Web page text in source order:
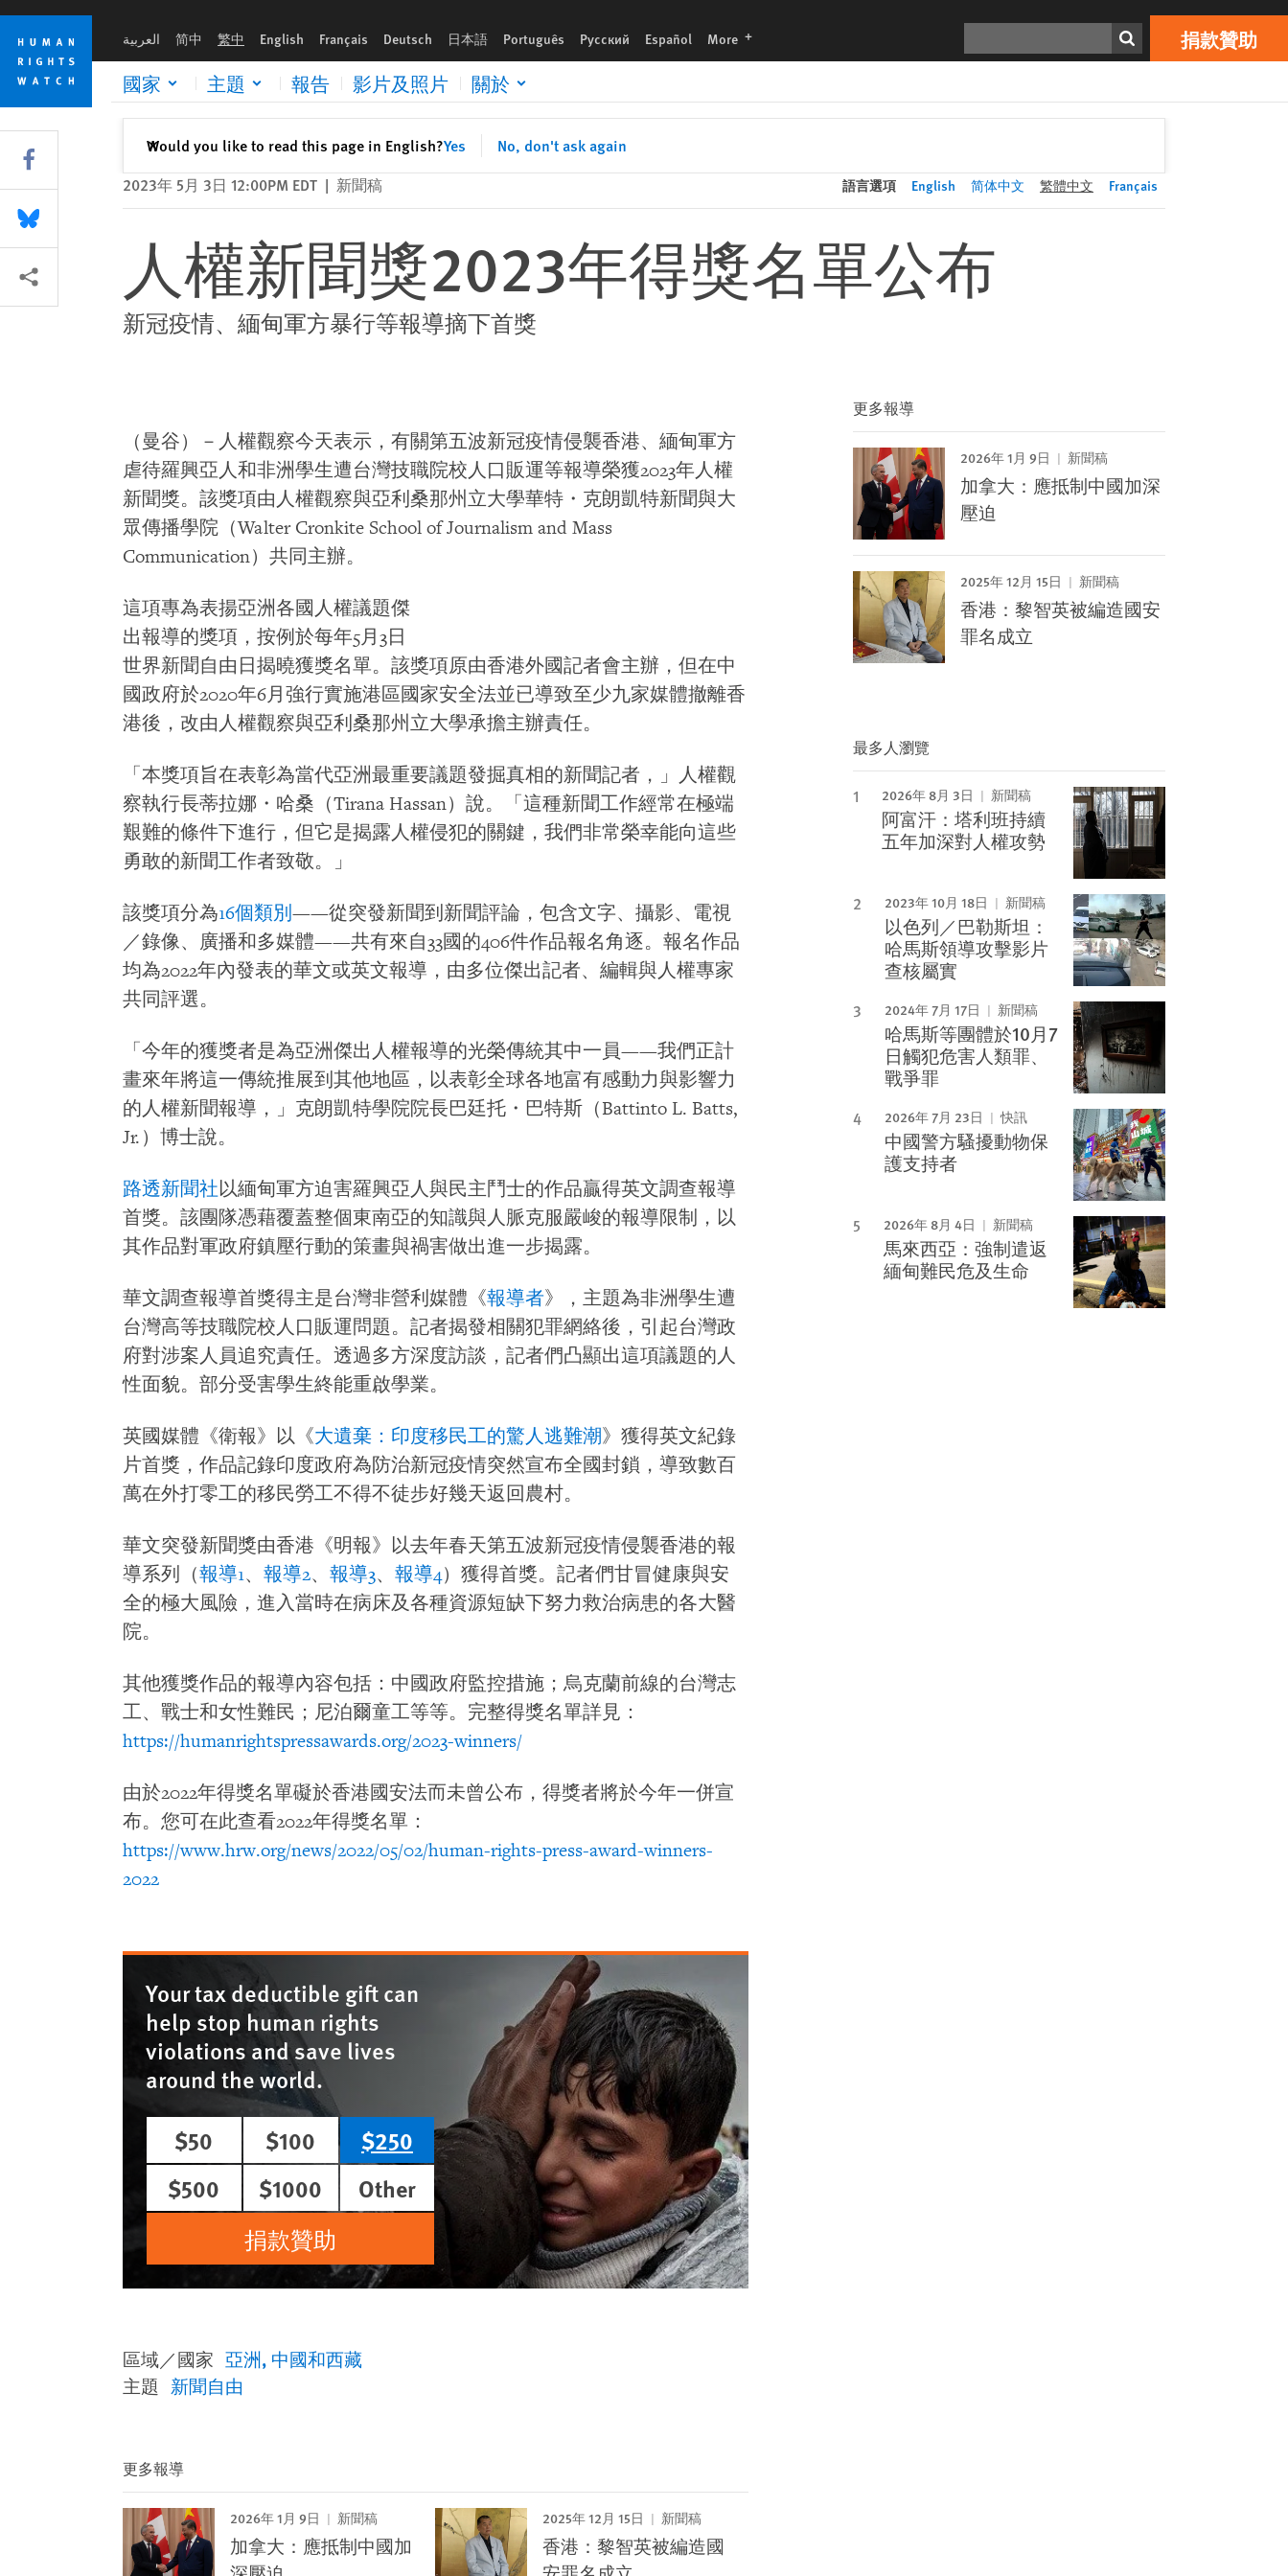
Skip
cookie
privacy
notice
Skip
main
content
العربية 简中 繁中 English Français Deutsch 日本語 Português Русский Español More languages 捐款贊助
國家 主題 報告 影片及照片 關於
Would you like to read this page in English?Yes No, don't ask again
✕關閉
Print 捐款贊助
2023年 5月 3日 12:00PM EDT | 新聞稿 語言選項 English 简体中文 繁體中文 Français
人權新聞獎2023年得獎名單公布
新冠疫情、緬甸軍方暴行等報導摘下首獎
（曼谷）－人權觀察今天表示，有關第五波新冠疫情侵襲香港、緬甸軍方
虐待羅興亞人和非洲學生遭台灣技職院校人口販運等報導榮獲2023年人權
新聞獎。該獎項由人權觀察與亞利桑那州立大學華特・克朗凱特新聞與大
眾傳播學院（Walter Cronkite School of Journalism and Mass
Communication）共同主辦。
這項專為表揚亞洲各國人權議題傑
出報導的獎項，按例於每年5月3日
世界新聞自由日揭曉獲獎名單。該獎項原由香港外國記者會主辦，但在中
國政府於2020年6月強行實施港區國家安全法並已導致至少九家媒體撤離香
港後，改由人權觀察與亞利桑那州立大學承擔主辦責任。
「本獎項旨在表彰為當代亞洲最重要議題發掘真相的新聞記者，」人權觀
察執行長蒂拉娜・哈桑（Tirana Hassan）說。「這種新聞工作經常在極端
艱難的條件下進行，但它是揭露人權侵犯的關鍵，我們非常榮幸能向這些
勇敢的新聞工作者致敬。」
該獎項分為16個類別 ——從突發新聞到新聞評論，包含文字、攝影、電視
／錄像、廣播和多媒體——共有來自33國的406件作品報名角逐。報名作品
均為2022年內發表的華文或英文報導，由多位傑出記者、編輯與人權專家
共同評選。
「今年的獲獎者是為亞洲傑出人權報導的光榮傳統其中一員——我們正計
畫來年將這一傳統推展到其他地區，以表彰全球各地富有感動力與影響力
的人權新聞報導，」克朗凱特學院院長巴廷托・巴特斯（Battinto L. Batts,
Jr.）博士說。
路透新聞社以緬甸軍方迫害羅興亞人與民主鬥士的作品贏得英文調查報導
首獎。該團隊憑藉覆蓋整個東南亞的知識與人脈克服嚴峻的報導限制，以
其作品對軍政府鎮壓行動的策畫與禍害做出進一步揭露。
華文調查報導首獎得主是台灣非營利媒體《報導者》，主題為非洲學生遭
台灣高等技職院校人口販運問題。記者揭發相關犯罪網絡後，引起台灣政
府對涉案人員追究責任。透過多方深度訪談，記者們凸顯出這項議題的人
性面貌。部分受害學生終能重啟學業。
英國媒體《衛報》以《大遺棄：印度移民工的驚人逃難潮》獲得英文紀錄
片首獎，作品記錄印度政府為防治新冠疫情突然宣布全國封鎖，導致數百
萬在外打零工的移民勞工不得不徒步好幾天返回農村。
華文突發新聞獎由香港《明報》以去年春天第五波新冠疫情侵襲香港的報
導系列（報導1、 報導2、 報導3、 報導4）獲得首獎。記者們甘冒健康與安
全的極大風險，進入當時在病床及各種資源短缺下努力救治病患的各大醫
院。
其他獲獎作品的報導內容包括：中國政府監控措施；烏克蘭前線的台灣志
工、戰士和女性難民；尼泊爾童工等等。完整得獎名單詳見：
https://humanrightspressawards.org/2023-winners/
由於2022年得獎名單礙於香港國安法而未曾公布，得獎者將於今年一併宣
布。您可在此查看2022年得獎名單：
https://www.hrw.org/news/2022/05/02/human-rights-press-award-winners-
2022
Your tax deductible gift can
help stop human rights
violations and save lives
around the world.
$50
$100
$250
$500
$1000
Other
捐款贊助
區域／國家 亞洲 中國和西藏
主題 新聞自由
更多報導
2026年 1月 9日 新聞稿
加拿大：應抵制中國加
2025年 12月 15日 新聞稿
香港：黎智英被編造國
更多報導
2026年 1月 9日 新聞稿
加拿大：應抵制中國加深
壓迫
2025年 12月 15日 新聞稿
香港：黎智英被編造國安
罪名成立
最多人瀏覽
2026年 8月 3日 新聞稿
阿富汗：塔利班持續
五年加深對人權攻勢
2023年 10月 18日 新聞稿
以色列／巴勒斯坦：
哈馬斯領導攻擊影片
查核屬實
2024年 7月 17日 新聞稿
哈馬斯等團體於10月7
日觸犯危害人類罪、
戰爭罪
2026年 7月 23日 快訊
中國警方騷擾動物保
護支持者
2026年 8月 4日 新聞稿
馬來西亞：強制遣返
緬甸難民危及生命
Share this via Facebook
Share this via Bluesky
More sharing options